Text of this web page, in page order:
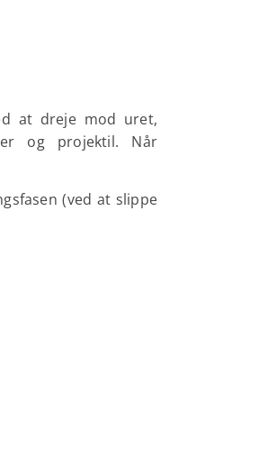
at dreje mod uret,
og projektil. Når
(ved at slippe